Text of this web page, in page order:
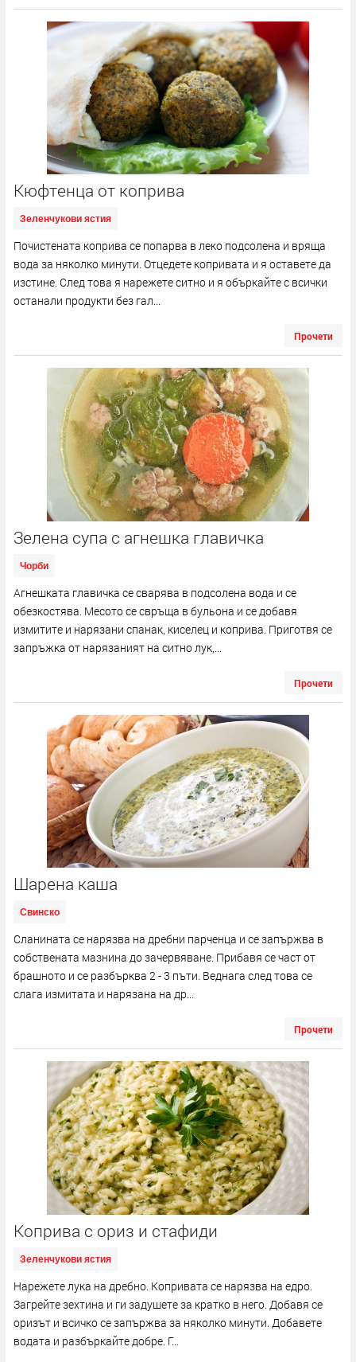
Кюфтенца от коприва
Зеленчукови ястия
Почистената коприва се попарва в леко подсолена и вряща
вода за няколко минути. Отцедете копривата и я оставете да
изстине. След това я нарежете ситно и я объркайте с всички
останали продукти без гал...
Прочети
Зелена супа с агнешка главичка
Чорби
Агнешката главичка се сварява в подсолена вода и се
обезкостява. Месото се свръща в бульона и се добавя
измитите и нарязани спанак, киселец и коприва. Приготвя се
запръжка от нарязаният на ситно лук,...
Прочети
Шарена каша
Свинско
Сланината се нарязва на дребни парченца и се запържва в
собствената мазнина до зачервяване. Прибавя се част от
брашното и се разбърква 2 - 3 пъти. Веднага след това се
слага измитата и нарязана на др...
Прочети
Коприва с ориз и стафиди
Зеленчукови ястия
Нарежете лука на дребно. Копривата се нарязва на едро.
Загрейте зехтина и ги задушете за кратко в него. Добавя се
оризът и всичко се запържва за няколко минути. Добавете
водата и разбъркайте добре. Г...